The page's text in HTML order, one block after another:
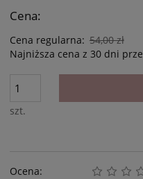
Cena:
Cena regularna: 54,00 zł
Najniższa cena z 30 dni
szt.
Ocena: